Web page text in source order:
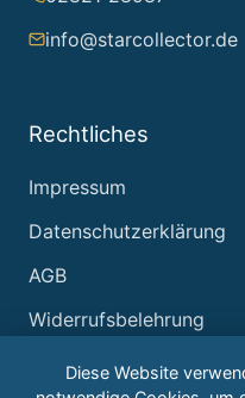
info@starcollector.de
Rechtliches
Impressum
Datenschutzerklärung
AGB
Widerrufsbelehrung
Diese Website